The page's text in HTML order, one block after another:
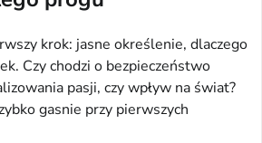
krok: jasne określenie, dlaczego
Czy chodzi o bezpieczeństwo
pasji, czy wpływ na świat?
gasnie przy pierwszych